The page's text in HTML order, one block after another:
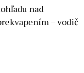
nad
– vodič